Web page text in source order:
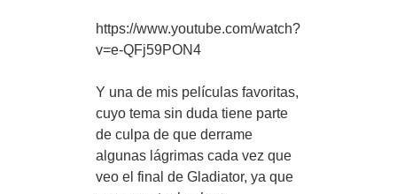
https://www.youtube.com/watch?
v=e-QFj59PON4
Y una de mis películas favoritas,
cuyo tema sin duda tiene parte
de culpa de que derrame
algunas lágrimas cada vez que
veo el final de Gladiator, ya que